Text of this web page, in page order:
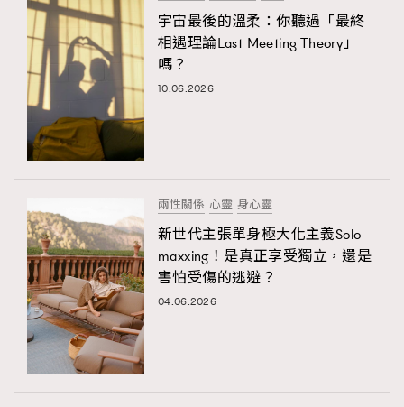
宇宙最後的溫柔：你聽過「最終
相遇理論Last Meeting Theory」
嗎？
10.06.2026
兩性關係 心靈 身心靈
新世代主張單身極大化主義Solo-
maxxing！是真正享受獨立，還是
害怕受傷的逃避？
04.06.2026